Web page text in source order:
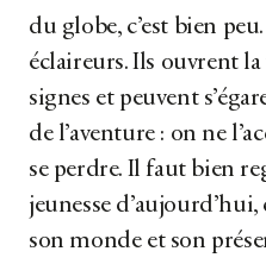
du globe, c’est bien
éclaireurs. Ils ouvrent
signes et peuvent
de l’aventure : on ne
se perdre. Il faut bien
jeunesse
son monde et son